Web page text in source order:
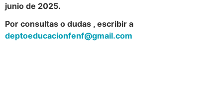
junio de 2025.
Por consultas o dudas , escribir a
deptoeducacionfenf@gmail.com